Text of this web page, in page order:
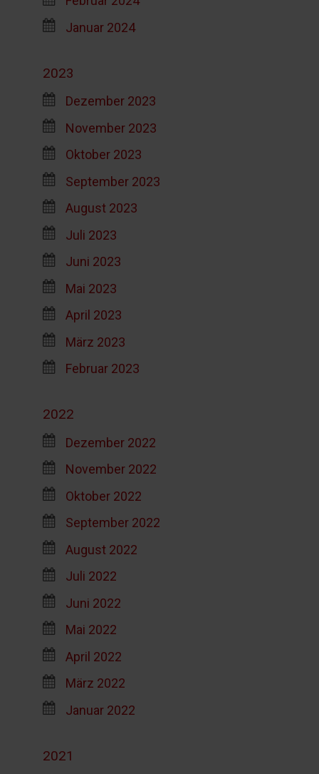
Januar 2024
2023
Dezember 2023
November 2023
Oktober 2023
September 2023
August 2023
Juli 2023
Juni 2023
Mai 2023
April 2023
März 2023
Februar 2023
2022
Dezember 2022
November 2022
Oktober 2022
September 2022
August 2022
Juli 2022
Juni 2022
Mai 2022
April 2022
März 2022
Januar 2022
2021